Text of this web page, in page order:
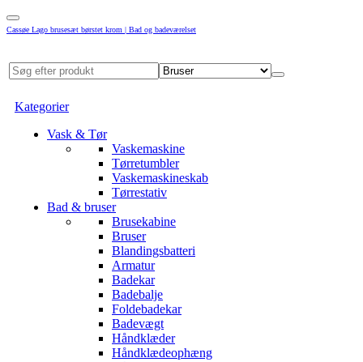
Cassøe Lago brusesæt børstet krom | Bad og badeværelset
Kategorier
Vask & Tør
Vaskemaskine
Tørretumbler
Vaskemaskineskab
Tørrestativ
Bad & bruser
Brusekabine
Bruser
Blandingsbatteri
Armatur
Badekar
Badebalje
Foldebadekar
Badevægt
Håndklæder
Håndklædeophæng